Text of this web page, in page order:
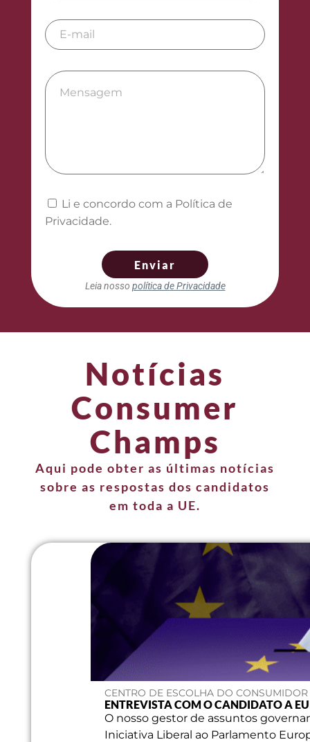
Li e concordo com a Política de
Privacidade.
Enviar
Leia nosso política de Privacidade
Notícias
Consumer
Champs
Aqui pode obter as últimas notícias
sobre as respostas dos candidatos
em toda a UE.
CENTRO DE ESCOLHA DO
ENTREVISTA COM O CANDIDATO A
O nosso gestor de assuntos
Iniciativa Liberal ao Parlamento